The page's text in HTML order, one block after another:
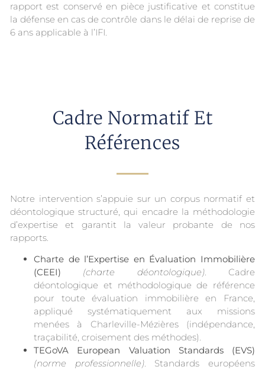
rapport est conservé en pièce justificative et constitue
la défense en cas de contrôle dans le délai de reprise de
6 ans applicable à l’IFI.
Cadre Normatif Et
Références
Notre intervention s’appuie sur un corpus normatif et
déontologique structuré, qui encadre la méthodologie
d’expertise et garantit la valeur probante de nos
rapports.
Charte de l’Expertise en Évaluation Immobilière
(CEEI)
(charte déontologique). Cadre
déontologique et méthodologique de référence
pour toute évaluation immobilière en France,
appliqué systématiquement aux missions
menées à Charleville-Mézières (indépendance,
traçabilité, croisement des méthodes).
TEGoVA European Valuation Standards (EVS)
(norme professionnelle). Standards européens